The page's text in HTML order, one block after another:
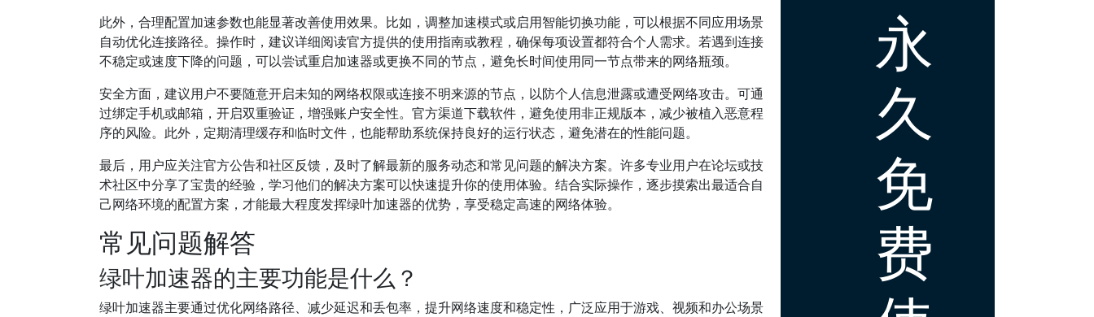
此外，合理配置加速参数也能显著改善使用效果。比如，调整加速模式或启用智能切换功能，可以根据不同应用场景
自动优化连接路径。操作时，建议详细阅读官方提供的使用指南或教程，确保每项设置都符合个人需求。若遇到连接
不稳定或速度下降的问题，可以尝试重启加速器或更换不同的节点，避免长时间使用同一节点带来的网络瓶颈。
安全方面，建议用户不要随意开启未知的网络权限或连接不明来源的节点，以防个人信息泄露或遭受网络攻击。可通
过绑定手机或邮箱，开启双重验证，增强账户安全性。官方渠道下载软件，避免使用非正规版本，减少被植入恶意程
序的风险。此外，定期清理缓存和临时文件，也能帮助系统保持良好的运行状态，避免潜在的性能问题。
最后，用户应关注官方公告和社区反馈，及时了解最新的服务动态和常见问题的解决方案。许多专业用户在论坛或技
术社区中分享了宝贵的经验，学习他们的解决方案可以快速提升你的使用体验。结合实际操作，逐步摸索出最适合自
己网络环境的配置方案，才能最大程度发挥绿叶加速器的优势，享受稳定高速的网络体验。
常见问题解答
绿叶加速器的主要功能是什么？
绿叶加速器主要通过优化网络路径、减少延迟和丢包率，提升网络速度和稳定性，广泛应用于游戏、视频和办公场景
永
久
免
费